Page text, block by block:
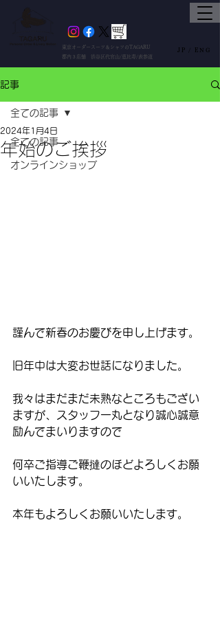
東京オーダースーツ＆シャツのTAGARU
都内３店舗 渋谷区代官山/恵比寿/表参道
ENG
JP /
記事
全ての記事
オンラインショップ
全ての記事
年始のご挨拶
2024年1月4日
謹んで新春のお慶びを申し上げます。
旧年中は大変お世話になりました。
我々はまだまだ未熟なところもござい
ますが、スタッフ一丸となり誠心誠意
励んでまいりますので
何卒ご指導ご鞭撻のほどよろしくお願
いいたします。
本年もよろしくお願いいたします。